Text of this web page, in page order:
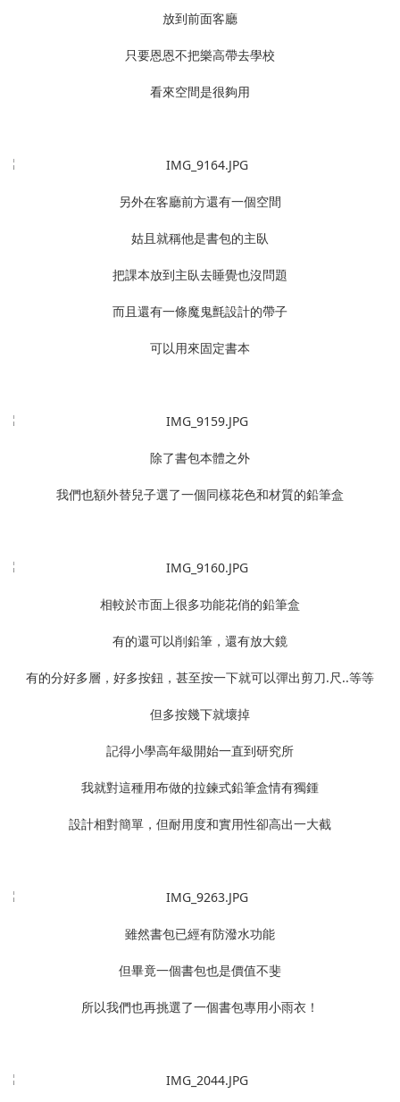
放到前面客廳
只要恩恩不把樂高帶去學校
看來空間是很夠用
另外在客廳前方還有一個空間
姑且就稱他是書包的主臥
把課本放到主臥去睡覺也沒問題
而且還有一條魔鬼氈設計的帶子
可以用來固定書本
除了書包本體之外
我們也額外替兒子選了一個同樣花色和材質的鉛筆盒
相較於市面上很多功能花俏的鉛筆盒
有的還可以削鉛筆，還有放大鏡
有的分好多層，好多按鈕，甚至按一下就可以彈出剪刀.尺..等等
但多按幾下就壞掉
記得小學高年級開始一直到研究所
我就對這種用布做的拉鍊式鉛筆盒情有獨鍾
設計相對簡單，但耐用度和實用性卻高出一大截
雖然書包已經有防潑水功能
但畢竟一個書包也是價值不斐
所以我們也再挑選了一個書包專用小雨衣！